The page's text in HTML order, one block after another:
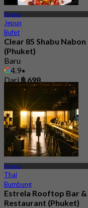
Phuket
Jepun
Bufet
Clear 85 Shabu Nabon
(Phuket)
Baru
4.9
Dari ฿ 698
Phuket
Thai
Bumbung
Estrela Rooftop Bar &
Restaurant (Phuket)